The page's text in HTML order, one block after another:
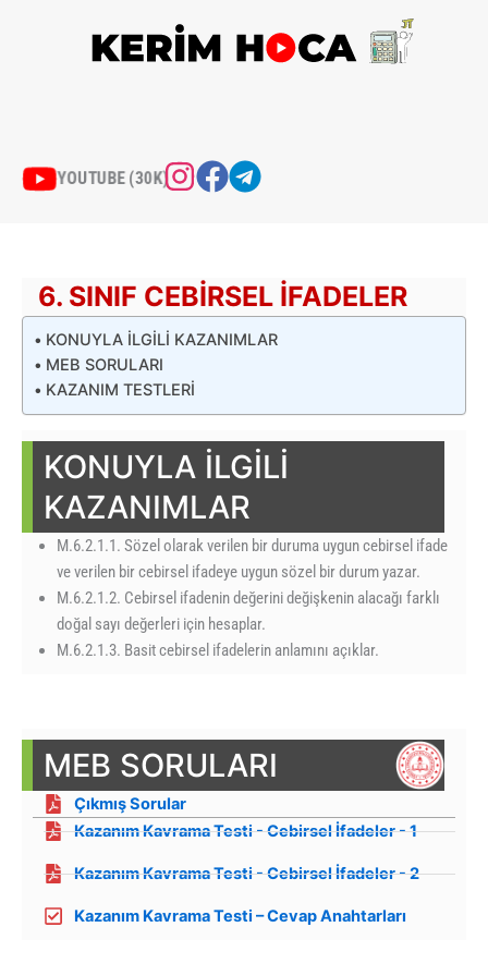
YOUTUBE (30K)
6. SINIF CEBIRSEL İFADELER
KONUYLA İLGİLİ KAZANIMLAR
MEB SORULARI
KAZANIM TESTLERİ
KONUYLA İLGİLİ
KAZANIMLAR
M.6.2.1.1. Sözel olarak verilen bir duruma uygun cebirsel ifade
ve verilen bir cebirsel ifadeye uygun sözel bir durum yazar.
M.6.2.1.2. Cebirsel ifadenin değerini değişkenin alacağı farklı
doğal sayı değerleri için hesaplar.
M.6.2.1.3. Basit cebirsel ifadelerin anlamını açıklar.
MEB SORULARI
Çıkmış Sorular
Kazanım Kavrama Testi - Cebirsel İfadeler - 1
Kazanım Kavrama Testi - Cebirsel İfadeler - 2
Kazanım Kavrama Testi – Cevap Anahtarları